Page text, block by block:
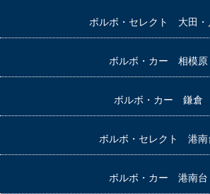
ボルボ・セレクト 大田・
ボルボ・カー 相模原
ボルボ・カー 鎌倉
ボルボ・セレクト 港南
ボルボ・カー 港南台